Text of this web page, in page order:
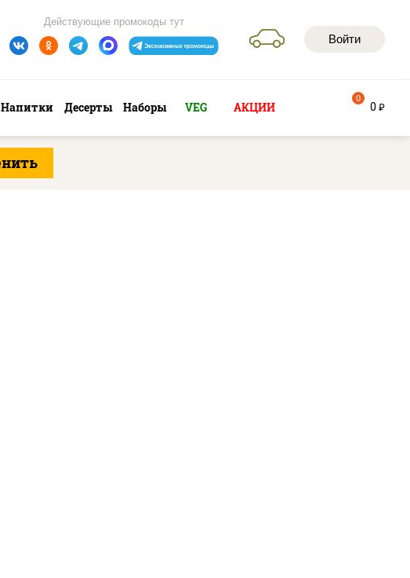
Войти
Действующие промокоды тут
Напитки Десерты Наборы VEG АКЦИИ 0 руб
0